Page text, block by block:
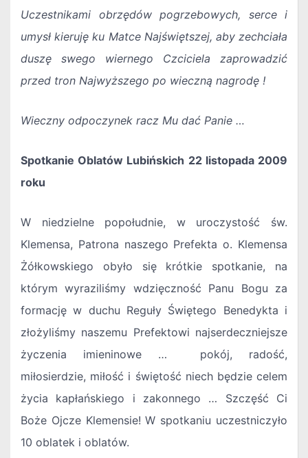
Uczestnikami obrzędów pogrzebowych, serce i
umysł kieruję ku Matce Najświętszej, aby zechciała
duszę swego wiernego Czciciela zaprowadzić
przed tron Najwyższego po wieczną nagrodę !
Wieczny odpoczynek racz Mu dać Panie …
Spotkanie Oblatów Lubińskich 22 listopada 2009
roku
W niedzielne popołudnie, w uroczystość św.
Klemensa, Patrona naszego Prefekta o. Klemensa
Żółkowskiego obyło się krótkie spotkanie, na
którym wyraziliśmy wdzięczność Panu Bogu za
formację w duchu Reguły Świętego Benedykta i
złożyliśmy naszemu Prefektowi najserdeczniejsze
życzenia imieninowe … pokój, radość,
miłosierdzie, miłość i świętość niech będzie celem
życia kapłańskiego i zakonnego … Szczęść Ci
Boże Ojcze Klemensie! W spotkaniu uczestniczyło
10 oblatek i oblatów.